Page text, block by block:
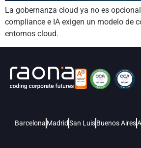
La gobernanza cloud ya no es
compliance e IA exigen un modelo de
entornos cloud.
Barcelona MadridSan LuisBuenos Aires